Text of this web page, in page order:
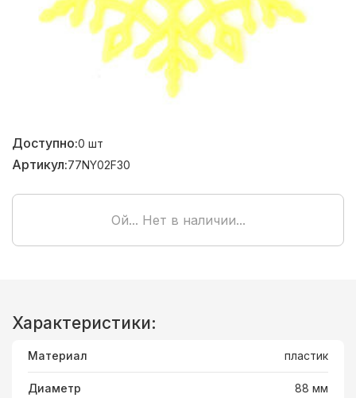
Доступно:0 шт
Артикул:77NY02F30
Ой... Нет в наличии...
Характеристики:
Материал пластик
Диаметр 88 мм